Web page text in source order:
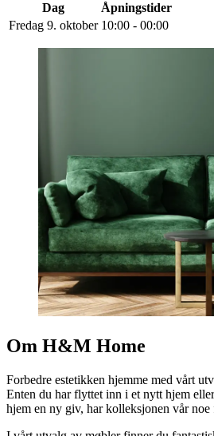
Dag
Åpningstider
Fredag 9. oktober 10:00 - 00:00
Om H&M Home
Forbedre estetikken hjemme med vårt
Enten du har flyttet inn i et nytt hjem
hjem en ny giv, har kolleksjonen vår